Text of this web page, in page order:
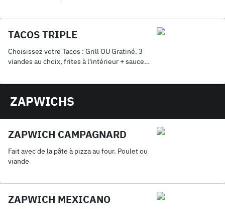
TACOS TRIPLE
Choisissez votre Tacos : Grill OU Gratiné. 3
viandes au choix, frites à l'intérieur + sauce
ZAPWICHS
ZAPWICH CAMPAGNARD
Fait avec de la pâte à pizza au four. Poulet ou
viande
ZAPWICH MEXICANO